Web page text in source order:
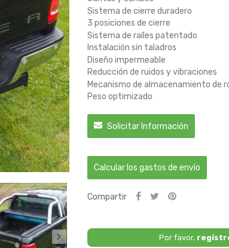
Sistema de cierre duradero
3 posiciones de cierre
Sistema de raíles patentado
Instalación sin taladros
Diseño impermeable
Reducción de ruidos y vibraciones
Mecanismo de almacenamiento de
Peso optimizado
Solicitar Información
Calcular los gastos de envío
Compartir
Por favor,